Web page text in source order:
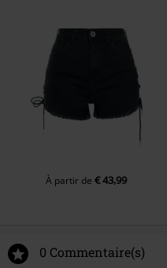
À partir de€ 43,99
0 Commentaire(s)